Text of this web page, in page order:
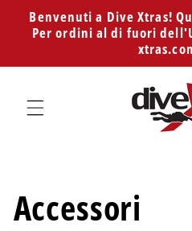
direttamente
ai contenuti
Benvenuti a Dive Xtras!
Per ordini al di fuori
C
Accessori